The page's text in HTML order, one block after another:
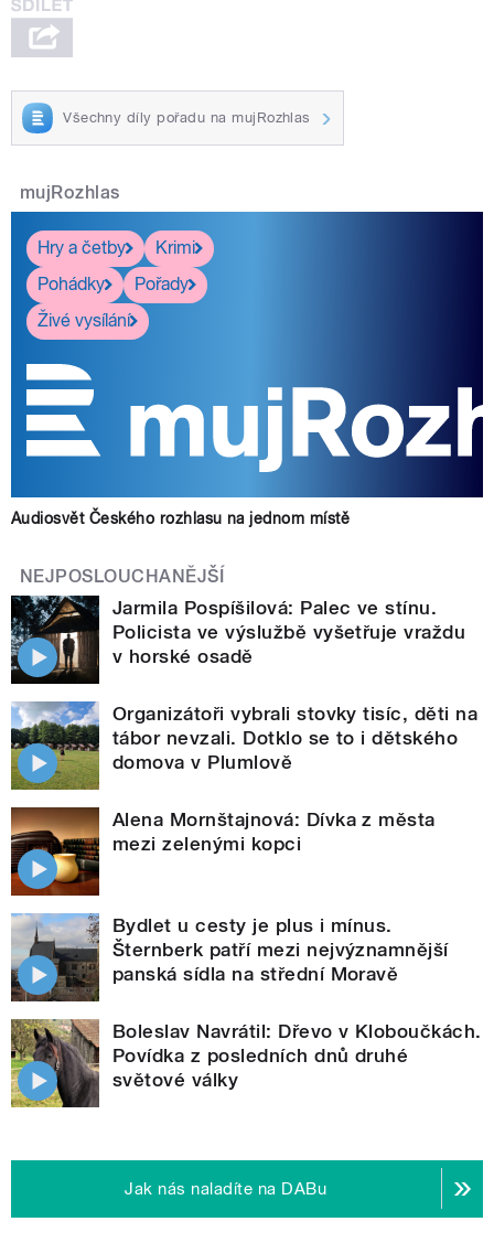
Všechny díly pořadu na mujRozhlas
mujRozhlas
Hry a četby
Krimi
Pohádky
Pořady
Živé vysílání
Audiosvět Českého rozhlasu na jednom místě
NEJPOSLOUCHANĚJŠÍ
Jarmila Pospíšilová: Palec ve stínu.
Policista ve výslužbě vyšetřuje vraždu
v horské osadě
Organizátoři vybrali stovky tisíc, děti na
tábor nevzali. Dotklo se to i dětského
domova v Plumlově
Alena Mornštajnová: Dívka z města
mezi zelenými kopci
Bydlet u cesty je plus i mínus.
Šternberk patří mezi nejvýznamnější
panská sídla na střední Moravě
Boleslav Navrátil: Dřevo v Kloboučkách.
Povídka z posledních dnů druhé
světové války
Jak nás naladíte na DABu